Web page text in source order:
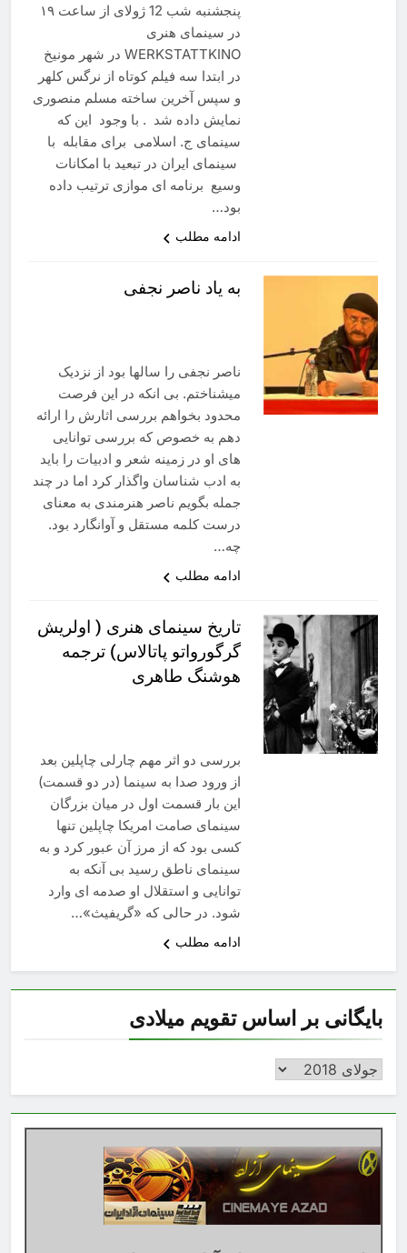
پنجشنبه شب 12 ژولای از ساعت ۱۹
در سینمای هنری
WERKSTATTKINO در شهر مونیخ
در ابتدا سه فیلم کوتاه از نرگس کلهر
و سپس آخرین ساخته مسلم منصوری
نمایش داده شد . با وجود این که
سینمای ج. اسلامی برای مقابله با
سینمای ایران در تبعید با امکانات
وسیع برنامه ای موازی ترتیب داده
بود…
ادامه مطلب
به یاد ناصر نجفی
ناصر نجفی را سالها بود از نزدیک
میشناختم. بی انکه در این فرصت
محدود بخواهم بررسی اثارش را ارائه
دهم به خصوص که بررسی توانایی
های او در زمینه شعر و ادبیات را باید
به ادب شناسان واگذار کرد اما در چند
جمله بگویم ناصر هنرمندی به معنای
درست کلمه مستقل و آوانگارد بود.
چه…
ادامه مطلب
تاریخ سینمای هنری ( اولریش
گرگورواتو پاتالاس) ترجمه
هوشنگ طاهری
بررسی دو اثر مهم چارلی چاپلین بعد
از ورود صدا به سینما (در دو قسمت)
این بار قسمت اول در میان بزرگان
سینمای صامت امریکا چاپلین تنها
کسی بود که از مرز آن عبور کرد و به
سینمای ناطق رسید بی آنکه به
توانایی و استقلال او صدمه ای وارد
شود. در حالی که «گریفیث»…
ادامه مطلب
بایگانی بر اساس تقویم میلادی
بایگانی
اساس
تقویم
میلادی